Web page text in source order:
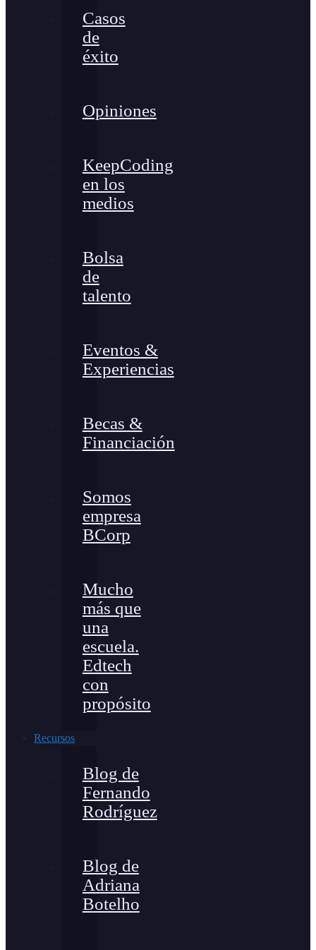
Casos
de
éxito
Opiniones
KeepCoding
en los
medios
Bolsa
de
talento
Eventos &
Experiencias
Becas &
Financiación
Somos
empresa
BCorp
Mucho
más que
una
escuela.
Edtech
con
propósito
Recursos
Blog de
Fernando
Rodríguez
Blog de
Adriana
Botelho